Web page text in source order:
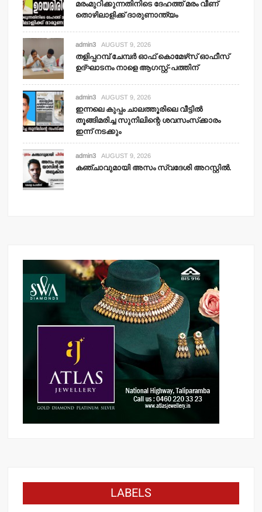
മരംമുറിക്കുന്നതിനിടെ ദേഹത്ത് മരം വീണ്
തൊഴിലാളിക്ക് ദാരുണാന്ത്യം
admin3 AUGUST 9, 2026
തളിപ്പറമ്പ് ചേമ്പര്‍ ഓഫ് കൊമേഴ്‌സ് ഓഫീസ്
ഉദ്ഘാടനം നാളെ ആഗസ്റ്റ്-പത്തിന്
admin3 AUGUST 9, 2026
ഇന്നലെ കുപ്പം ചാലത്തൂരിലെ വീട്ടില്‍
തൂങ്ങിമരിച്ച സുനിലിന്റെ ശവസംസ്‌ക്കാരം
ഇന്ന് നടക്കും
admin3 AUGUST 9, 2026
കഞ്ചാവുമായി അസം സ്വദേശി അറസ്റ്റില്‍.
LABELS